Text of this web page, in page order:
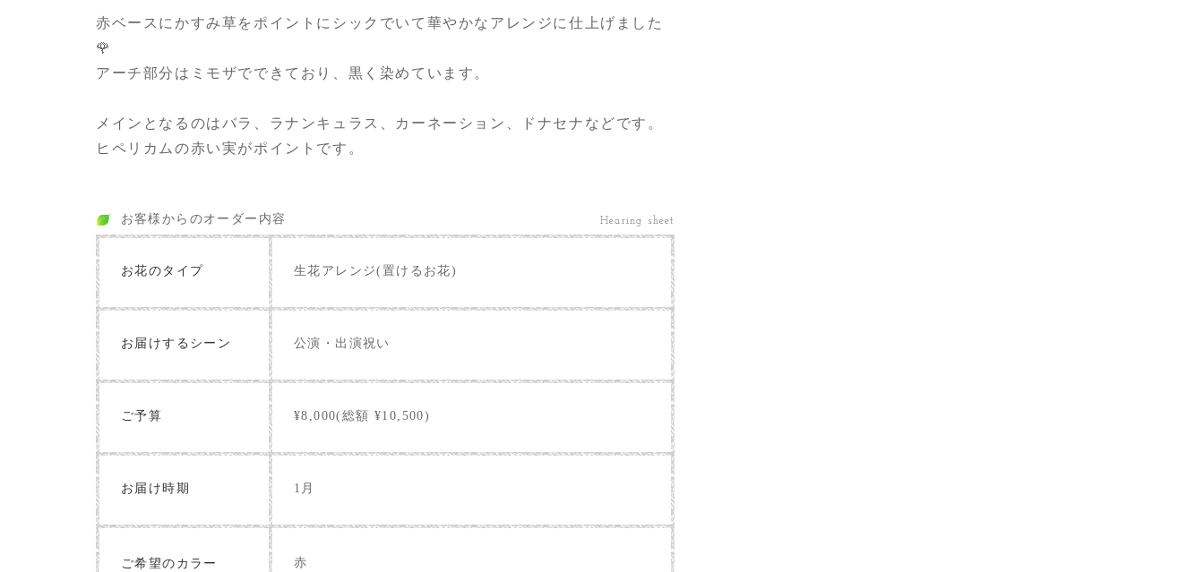
赤ベースにかすみ草をポイントにシックでいて華やかなアレンジに仕上げました
🌹
アーチ部分はミモザでできており、黒く染めています。
メインとなるのはバラ、ラナンキュラス、カーネーション、ドナセナなどです。
ヒペリカムの赤い実がポイントです。
お客様からのオーダー内容 Hearing sheet
お花のタイプ 生花アレンジ(置けるお花)
お届けするシーン 公演・出演祝い
ご予算 ¥8,000(総額 ¥10,500)
お届け時期 1月
ご希望のカラー 赤